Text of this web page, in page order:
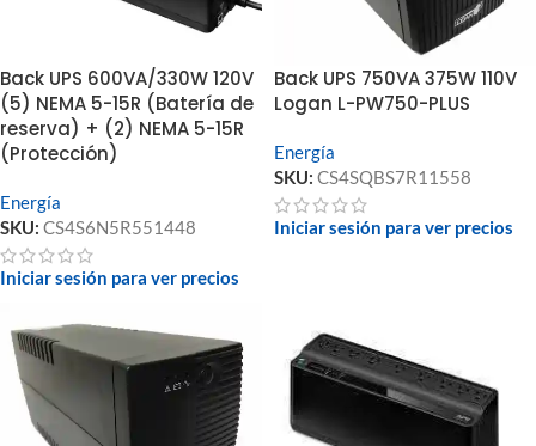
Back UPS 600VA/330W 120V
(5) NEMA 5-15R (Batería de
reserva) + (2) NEMA 5-15R
(Protección)
Energía
SKU: CS4S6N5R551448
Iniciar sesión para ver precios
Back UPS 750VA 375W 110V
Logan L-PW750-PLUS
Energía
SKU: CS4SQBS7R11558
Iniciar sesión para ver precios